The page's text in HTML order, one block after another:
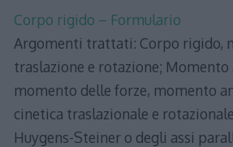
Corpo rigido – Formulario
Argomenti trattati: Corpo rigido,
traslazione e rotazione; Momento
momento delle forze, momento
cinetica traslazionale e
Huygens-Steiner o degli assi